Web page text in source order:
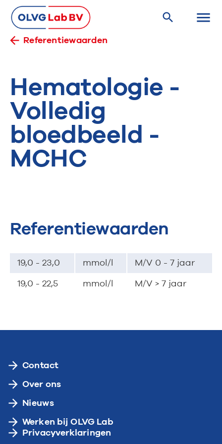
Referentiewaarden
Hematologie -
Volledig
bloedbeeld -
MCHC
Referentiewaarden
19,0 - 23,0 mmol/l M/V 0 - 7 jaar
19,0 - 22,5 mmol/l M/V > 7 jaar
Contact
Over ons
Nieuws
Werken bij OLVG Lab
Privacyverklaringen